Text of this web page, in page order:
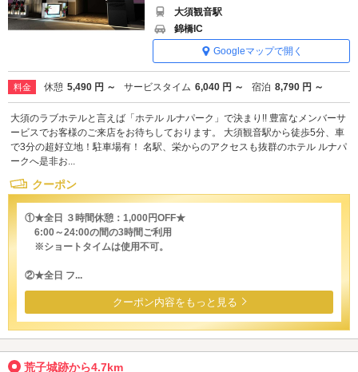
大須観音駅
錦橋IC
Googleマップで開く
料金 休憩 5,490 円 ～ サービスタイム 6,040 円 ～ 宿泊 8,790 円 ～
大須のラブホテルと言えば「ホテル ルナパーク」で決まり!! 豊富なメンバーサ
ービスでお客様のご来店をお待ちしております。 大須観音駅から徒歩5分、車
で3分の超好立地！駐車場有！ 名駅、栄からのアクセスも抜群のホテル ルナパ
ークへ是非お...
クーポン
①★全日 ３時間休憩：1,000円OFF★
6:00～24:00の間の3時間ご利用
※ショートタイムは使用不可。
②★全日 フ...
クーポン内容をもっと見る
荒子城跡から4.7km